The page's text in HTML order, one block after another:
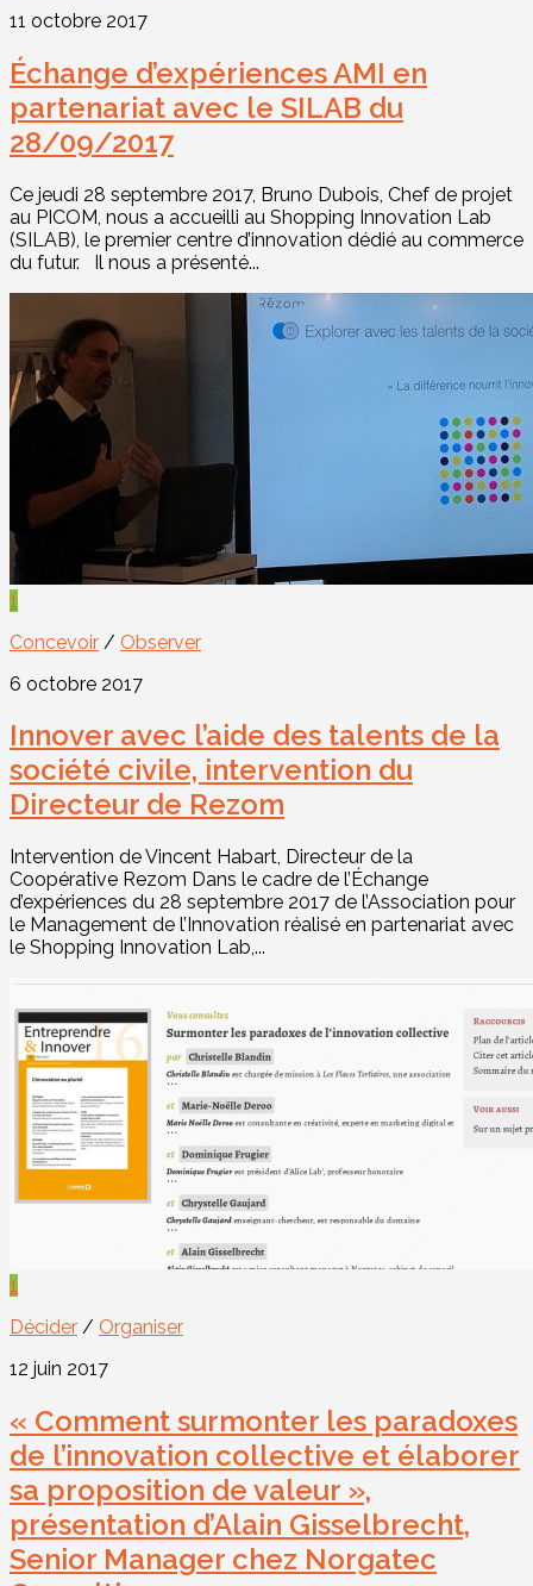
11 octobre 2017
Échange d’expériences AMI en
partenariat avec le SILAB du
28/09/2017
Ce jeudi 28 septembre 2017, Bruno Dubois, Chef de projet
au PICOM, nous a accueilli au Shopping Innovation Lab
(SILAB), le premier centre d’innovation dédié au commerce
du futur. Il nous a présenté...
1
Concevoir / Observer
6 octobre 2017
Innover avec l’aide des talents de la
société civile, intervention du
Directeur de Rezom
Intervention de Vincent Habart, Directeur de la
Coopérative Rezom Dans le cadre de l’Échange
d’expériences du 28 septembre 2017 de l’Association pour
le Management de l’Innovation réalisé en partenariat avec
le Shopping Innovation Lab,...
1
Décider / Organiser
12 juin 2017
« Comment surmonter les paradoxes
de l’innovation collective et élaborer
sa proposition de valeur »,
présentation d’Alain Gisselbrecht,
Senior Manager chez Norgatec